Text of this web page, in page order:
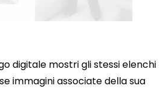
digitale mostri gli stessi elenchi
immagini associate della sua